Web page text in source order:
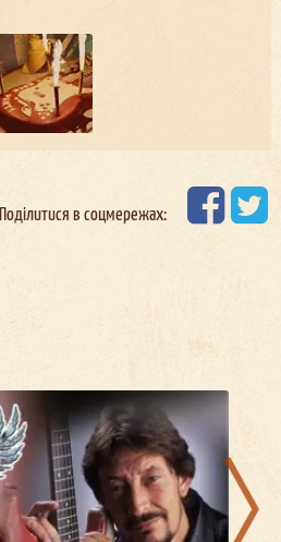
Поділитися в соцмережах: